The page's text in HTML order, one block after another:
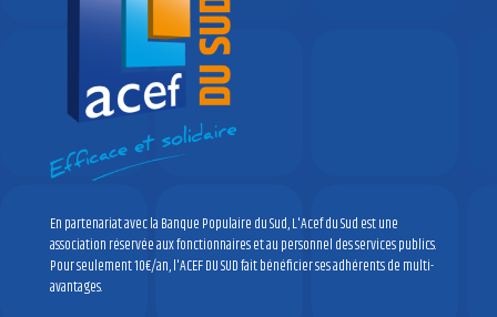
En partenariat avec la Banque Populaire du Sud, L'Acef du Sud est une
association réservée aux fonctionnaires et au personnel des services publics.
Pour seulement 10€/an, l'ACEF DU SUD fait bénéficier ses adhérents de multi-
avantages.